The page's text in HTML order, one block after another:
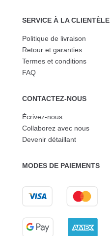
SERVICE À LA CLIENTÈLE
Politique de livraison
Retour et garanties
Termes et conditions
FAQ
CONTACTEZ-NOUS
Écrivez-nous
Collaborez avec nous
Devenir détaillant
MODES DE PAIEMENTS